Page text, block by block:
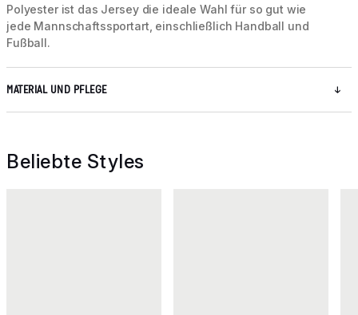
Polyester ist das Jersey die ideale Wahl für so gut wie
jede Mannschaftssportart, einschließlich Handball und
Fußball.
MATERIAL UND PFLEGE
Beliebte Styles